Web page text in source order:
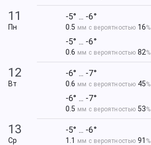
11
Пн
-5° ... -6°
0.5 мм с вероятностью 16%
-5° ... -6°
0.6 мм с вероятностью82%
12
Вт
-6° ... -7°
0.6 мм с вероятностью 45%
-6° ... -7°
0.5 мм с вероятностью 53%
13
Ср
-5° ... -6°
1.1 мм с вероятностью91 %